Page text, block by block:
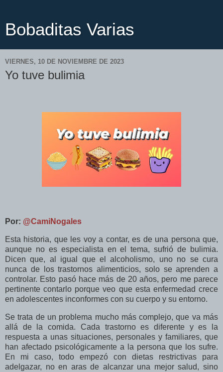
Bobaditas Varias
VIERNES, 10 DE NOVIEMBRE DE 2023
Yo tuve bulimia
Por: @CamiNogales
Esta historia, que les voy a contar, es de una persona que,
aunque no es especialista en el tema, sufrió de bulimia.
Dicen que, al igual que el alcoholismo, uno no se cura
nunca de los trastornos alimenticios, solo se aprenden a
controlar. Esto pasó hace más de 20 años, pero me parece
pertinente contarlo porque veo que esta enfermedad crece
en adolescentes inconformes con su cuerpo y su entorno.
Se trata de un problema mucho más complejo, que va más
allá de la comida. Cada trastorno es diferente y es la
respuesta a unas situaciones, personales y familiares, que
han afectado psicológicamente a la persona que los sufre.
En mi caso, todo empezó con dietas restrictivas para
adelgazar, no en aras de alcanzar una mejor salud, sino